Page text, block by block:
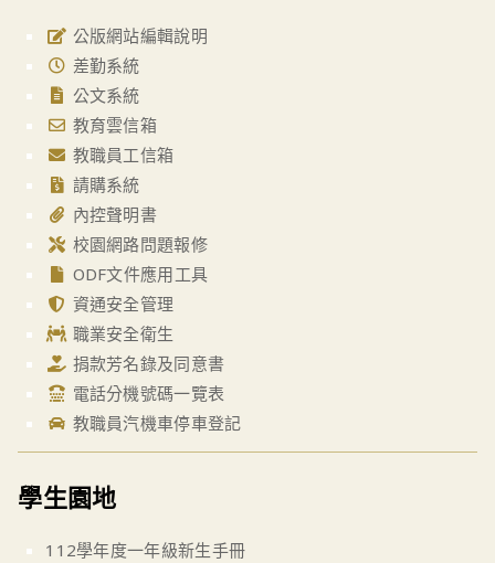
公版網站編輯說明
差勤系統
公文系統
教育雲信箱
教職員工信箱
請購系統
內控聲明書
校園網路問題報修
ODF文件應用工具
資通安全管理
職業安全衛生
捐款芳名錄及同意書
電話分機號碼一覽表
教職員汽機車停車登記
學生園地
112學年度一年級新生手冊